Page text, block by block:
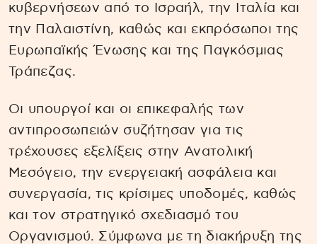
κυβερνήσεων από το Ισραήλ, την Ιταλία και
την Παλαιστίνη, καθώς και εκπρόσωποι της
Ευρωπαϊκής Ένωσης και της Παγκόσμιας
Τράπεζας.
Οι υπουργοί και οι επικεφαλής των
αντιπροσωπειών συζήτησαν για τις
τρέχουσες εξελίξεις στην Ανατολική
Μεσόγειο, την ενεργειακή ασφάλεια και
συνεργασία, τις κρίσιμες υποδομές, καθώς
και τον στρατηγικό σχεδιασμό του
Οργανισμού. Σύμφωνα με τη διακήρυξη της